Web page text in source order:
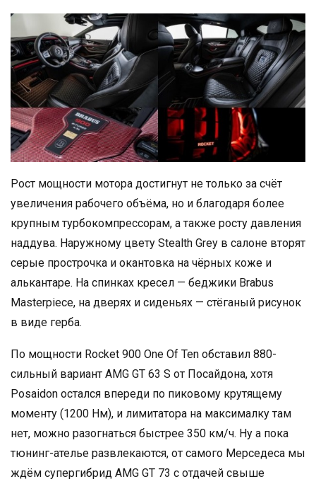
Рост мощности мотора достигнут не только за счёт
увеличения рабочего объёма, но и благодаря более
крупным турбокомпрессорам, а также росту давления
наддува. Наружному цвету Stealth Grey в салоне вторят
серые прострочка и окантовка на чёрных коже и
алькантаре. На спинках кресел — беджики Brabus
Masterpiece, на дверях и сиденьях — стёганый рисунок
в виде герба.
По мощности Rocket 900 One Of Ten обставил 880-
сильный вариант AMG GT 63 S от Посайдона, хотя
Posaidon остался впереди по пиковому крутящему
моменту (1200 Нм), и лимитатора на максималку там
нет, можно разогнаться быстрее 350 км/ч. Ну а пока
тюнинг-ателье развлекаются, от самого Мерседеса мы
ждём супергибрид AMG GT 73 с отдачей свыше